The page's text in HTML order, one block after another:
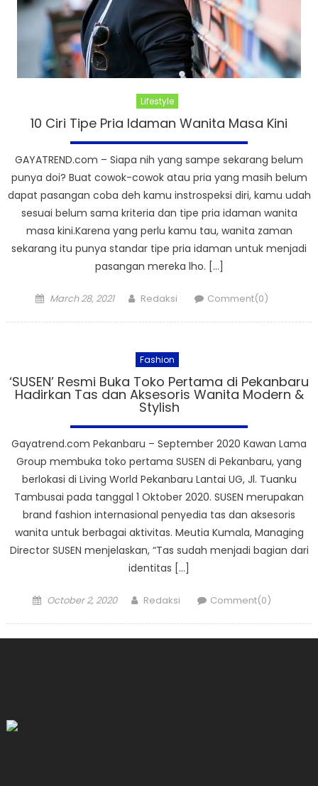
Lifestyle
10 Ciri Tipe Pria Idaman Wanita Masa Kini
GAYATREND.com – Siapa nih yang sampe sekarang belum
punya doi? Buat cowok-cowok atau pria yang masih belum
dapat pasangan coba deh kamu instrospeksi diri, kamu udah
sesuai belum sama kriteria dan tipe pria idaman wanita
masa kini.Karena yang perlu kamu tau, wanita zaman
sekarang itu punya standar tipe pria idaman untuk menjadi
pasangan mereka lho. […]
Posted
March 28, 2021 Author
Redaksi Comment(0)
Fashion
‘SUSEN’ Resmi Buka Toko Pertama di Pekanbaru
Hadirkan Tas dan Aksesoris Wanita Modern &
Stylish
Gayatrend.com Pekanbaru – September 2020 Kawan Lama
Group membuka toko pertama SUSEN di Pekanbaru, yang
berlokasi di Living World Pekanbaru Lantai UG, Jl. Tuanku
Tambusai pada tanggal 1 Oktober 2020. SUSEN merupakan
brand fashion internasional penyedia tas dan aksesoris
wanita untuk berbagai aktivitas. Meutia Kumala, Managing
Director SUSEN menjelaskan, “Tas sudah menjadi bagian dari
identitas […]
Posted
October 2, 2020 Author
Redaksi Comment(0)